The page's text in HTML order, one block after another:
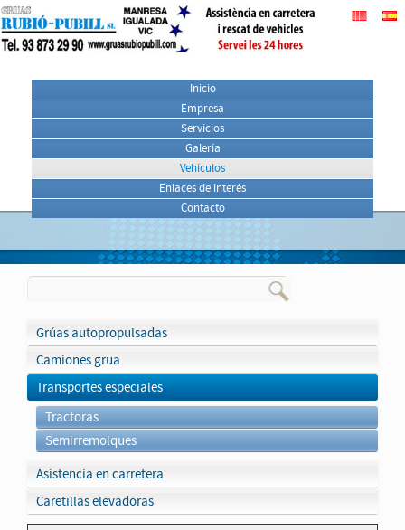
Inicio
Empresa
Servicios
Galería
Vehículos
Enlaces de interés
Contacto
Grúas autopropulsadas
Camiones grua
Transportes especiales
Tractoras
Semirremolques
Asistencia en carretera
Caretillas elevadoras